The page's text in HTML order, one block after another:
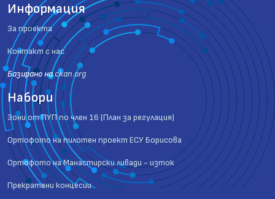
Информация
За проекта
Контакт с нас
Базиранo наckan.org
Набори
Зони от ПУП по член 16 (План за регулация)
Ортофото на пилотен проект ЕСУ Борисова
Ортофото на Манастирски ливади - изток
Прекратени концесии